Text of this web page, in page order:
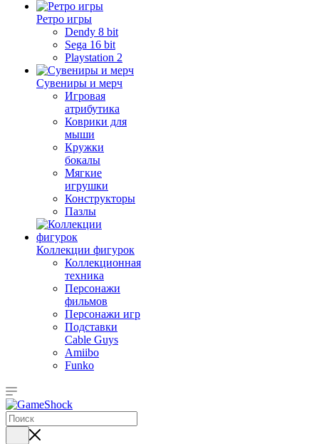
Ретро игры
Dendy 8 bit
Sega 16 bit
Playstation 2
Сувениры и мерч
Игровая
атрибутика
Коврики для
мыши
Кружки
бокалы
Мягкие
игрушки
Конструкторы
Пазлы
Коллекции фигурок
Коллекционная
техника
Персонажи
фильмов
Персонажи игр
Подставки
Cable Guys
Amiibo
Funko